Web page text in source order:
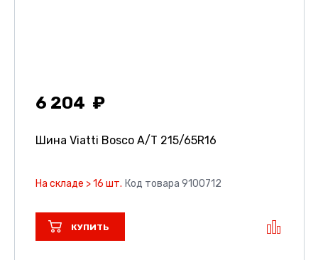
6 204
Шина Viatti Bosco A/T 215/65R16
На складе > 16 шт. Код товара 9100712
КУПИТЬ